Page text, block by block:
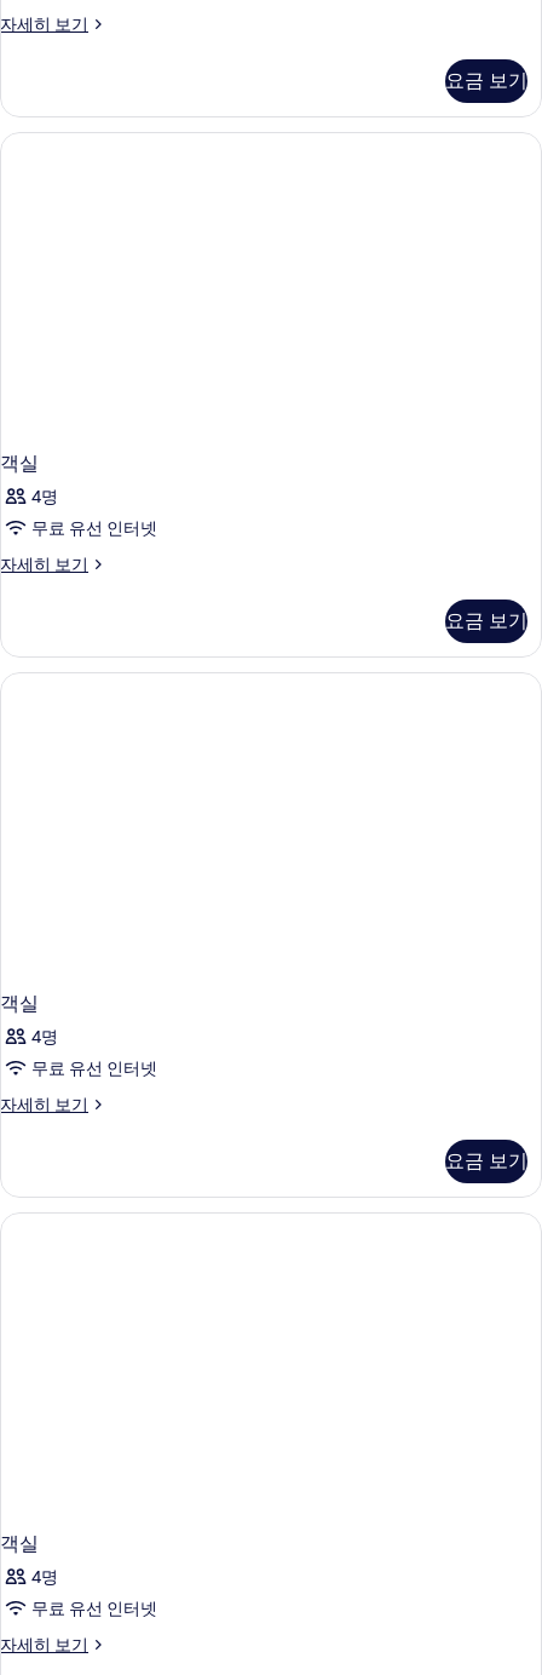
두
기
자세히 보기
클
자
세
히
요금 보기
객실
4명
무료 유선 인터넷
자세히 보기
객
히
보
기
요금 보기
객실
4명
무료 유선 인터넷
자세히 보기
객
히
보
기
요금 보기
객실
4명
무료 유선 인터넷
자세히 보기
객